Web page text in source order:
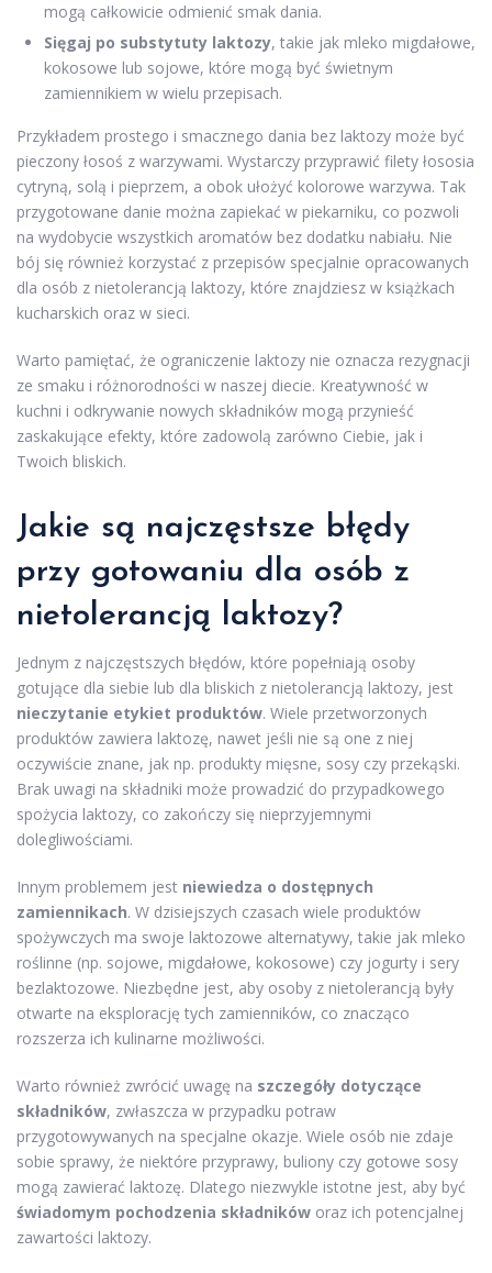
mogą całkowicie odmienić smak dania.
Sięgaj po substytuty laktozy, takie jak mleko migdałowe,
kokosowe lub sojowe, które mogą być świetnym
zamiennikiem w wielu przepisach.
Przykładem prostego i smacznego dania bez laktozy może być
pieczony łosoś z warzywami. Wystarczy przyprawić filety łososia
cytryną, solą i pieprzem, a obok ułożyć kolorowe warzywa. Tak
przygotowane danie można zapiekać w piekarniku, co pozwoli
na wydobycie wszystkich aromatów bez dodatku nabiału. Nie
bój się również korzystać z przepisów specjalnie opracowanych
dla osób z nietolerancją laktozy, które znajdziesz w książkach
kucharskich oraz w sieci.
Warto pamiętać, że ograniczenie laktozy nie oznacza rezygnacji
ze smaku i różnorodności w naszej diecie. Kreatywność w
kuchni i odkrywanie nowych składników mogą przynieść
zaskakujące efekty, które zadowolą zarówno Ciebie, jak i
Twoich bliskich.
Jakie są najczęstsze błędy
przy gotowaniu dla osób z
nietolerancją laktozy?
Jednym z najczęstszych błędów, które popełniają osoby
gotujące dla siebie lub dla bliskich z nietolerancją laktozy, jest
nieczytanie etykiet produktów. Wiele przetworzonych
produktów zawiera laktozę, nawet jeśli nie są one z niej
oczywiście znane, jak np. produkty mięsne, sosy czy przekąski.
Brak uwagi na składniki może prowadzić do przypadkowego
spożycia laktozy, co zakończy się nieprzyjemnymi
dolegliwościami.
Innym problemem jest niewiedza o dostępnych
zamiennikach. W dzisiejszych czasach wiele produktów
spożywczych ma swoje laktozowe alternatywy, takie jak mleko
roślinne (np. sojowe, migdałowe, kokosowe) czy jogurty i sery
bezlaktozowe. Niezbędne jest, aby osoby z nietolerancją były
otwarte na eksplorację tych zamienników, co znacząco
rozszerza ich kulinarne możliwości.
Warto również zwrócić uwagę na szczegóły dotyczące
składników, zwłaszcza w przypadku potraw
przygotowywanych na specjalne okazje. Wiele osób nie zdaje
sobie sprawy, że niektóre przyprawy, buliony czy gotowe sosy
mogą zawierać laktozę. Dlatego niezwykle istotne jest, aby być
świadomym pochodzenia składników oraz ich potencjalnej
zawartości laktozy.